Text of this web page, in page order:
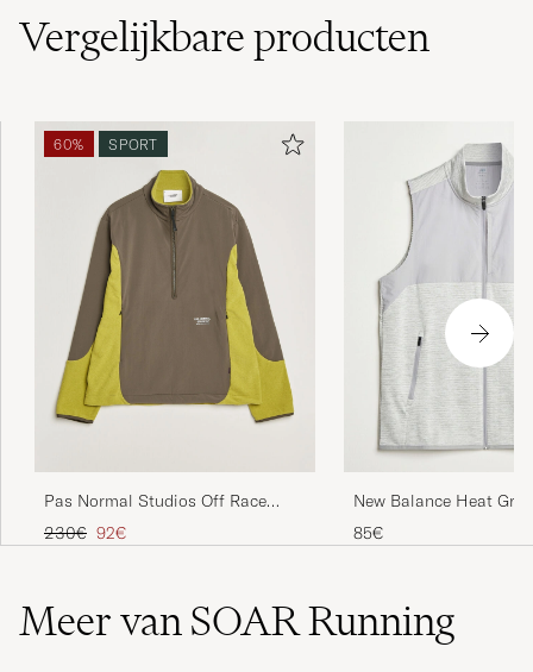
Vergelijkbareproducten
60% SPORT
Pas Normal Studios Off Race
Light Fleece Half Zip Moss Green
Reguliere prijs
230€ Verlaagd prijs
92€
New Balance Heat Grid
85€
Meer van SOAR Running